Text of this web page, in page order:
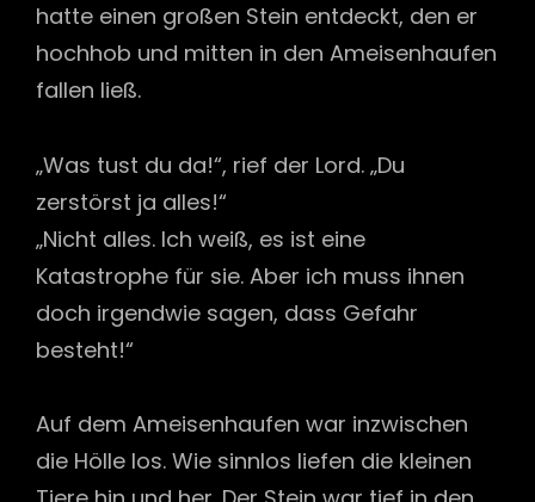
hatte einen großen Stein entdeckt, den er
hochhob und mitten in den Ameisenhaufen
fallen ließ.
„Was tust du da!“, rief der Lord. „Du
zerstörst ja alles!“
„Nicht alles. Ich weiß, es ist eine
Katastrophe für sie. Aber ich muss ihnen
doch irgendwie sagen, dass Gefahr
besteht!“
Auf dem Ameisenhaufen war inzwischen
die Hölle los. Wie sinnlos liefen die kleinen